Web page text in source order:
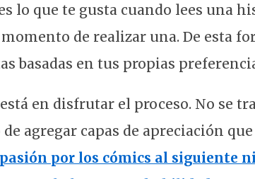
lo que te gusta cuando lees una
de realizar una. De esta
basadas en tus propias
está en disfrutar el proceso. No se
agregar capas de apreciación
por los cómics al siguiente